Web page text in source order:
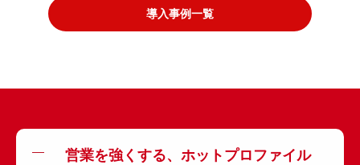
導入事例一覧
営業を強くする、ホットプロファイル